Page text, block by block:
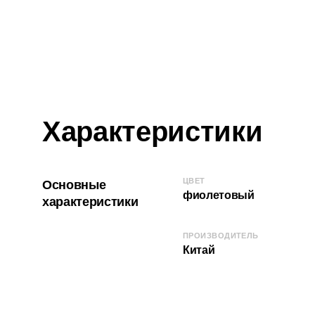
Характеристики
Основные
характеристики
ЦВЕТ
фиолетовый
ПРОИЗВОДИТЕЛЬ
Китай